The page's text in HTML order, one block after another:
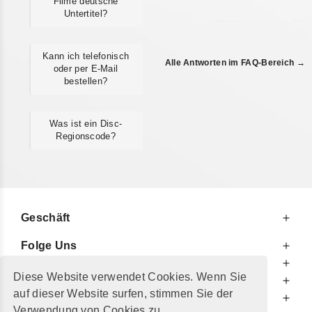
Diese Website verwendet Cookies. Wenn Sie
auf dieser Website surfen, stimmen Sie der
Untertitel?
Kann ich telefonisch
oder per E-Mail
bestellen?
Was ist ein Disc-
Regionscode?
Alle Antworten im FAQ-Bereich →
Geschäft
Folge Uns
Zu Ihrer Information
Zusätzlich